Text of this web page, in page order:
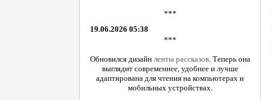
***
19.06.2026 05:38
***
Обновился дизайн ленты рассказов. Теперь она
выглядит современнее, удобнее и лучше
адаптирована для чтения на компьютерах и
мобильных устройствах.